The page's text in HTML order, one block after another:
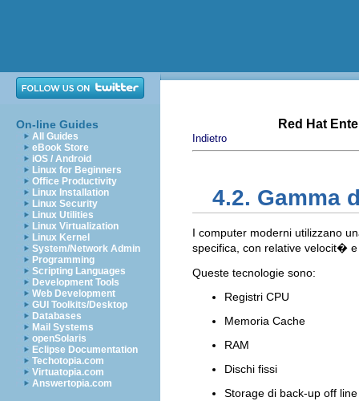
On-line Guides
All Guides
eBook Store
iOS / Android
Linux for Beginners
Office Productivity
Linux Installation
Linux Security
Linux Utilities
Linux Virtualization
Linux Kernel
System/Network Admin
Programming
Scripting Languages
Development Tools
Web Development
GUI Toolkits/Desktop
Databases
Mail Systems
openSolaris
Eclipse Documentation
Techotopia.com
Virtuatopia.com
Answertopia.com
Red Hat
Indietro
4.2. Gamma
I computer moderni utilizzano
specifica, con relative velocit�
Queste tecnologie sono:
Registri CPU
Memoria Cache
RAM
Dischi fissi
Storage di back-up off